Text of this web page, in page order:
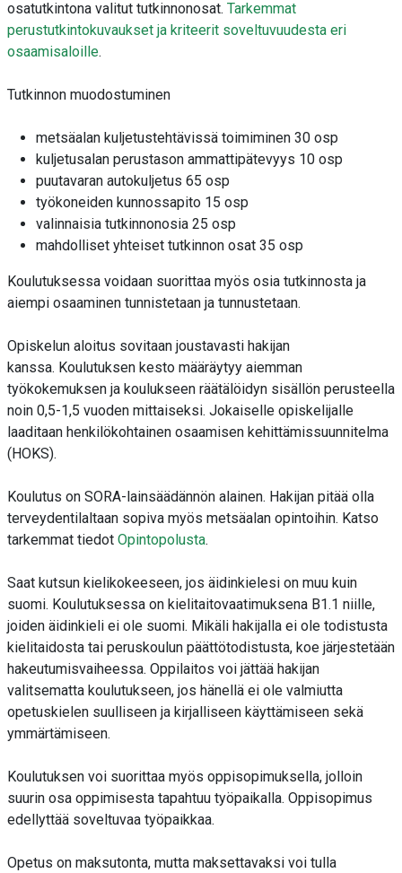
osatutkintona valitut tutkinnonosat. Tarkemmat
perustutkintokuvaukset ja kriteerit soveltuvuudesta eri
osaamisaloille.
Tutkinnon muodostuminen
metsäalan kuljetustehtävissä toimiminen 30 osp
kuljetusalan perustason ammattipätevyys 10 osp
puutavaran autokuljetus 65 osp
työkoneiden kunnossapito 15 osp
valinnaisia tutkinnonosia 25 osp
mahdolliset yhteiset tutkinnon osat 35 osp
Koulutuksessa voidaan suorittaa myös osia tutkinnosta ja
aiempi osaaminen tunnistetaan ja tunnustetaan.
Opiskelun aloitus sovitaan joustavasti hakijan
kanssa. Koulutuksen kesto määräytyy aiemman
työkokemuksen ja koulukseen räätälöidyn sisällön perusteella
noin 0,5-1,5 vuoden mittaiseksi. Jokaiselle opiskelijalle
laaditaan henkilökohtainen osaamisen kehittämissuunnitelma
(HOKS).
Koulutus on SORA-lainsäädännön alainen. Hakijan pitää olla
terveydentilaltaan sopiva myös metsäalan opintoihin. Katso
tarkemmat tiedot Opintopolusta.
Saat kutsun kielikokeeseen, jos äidinkielesi on muu kuin
suomi. Koulutuksessa on kielitaitovaatimuksena B1.1 niille,
joiden äidinkieli ei ole suomi. Mikäli hakijalla ei ole todistusta
kielitaidosta tai peruskoulun päättötodistusta, koe järjestetään
hakeutumisvaiheessa. Oppilaitos voi jättää hakijan
valitsematta koulutukseen, jos hänellä ei ole valmiutta
opetuskielen suulliseen ja kirjalliseen käyttämiseen sekä
ymmärtämiseen.
Koulutuksen voi suorittaa myös oppisopimuksella, jolloin
suurin osa oppimisesta tapahtuu työpaikalla. Oppisopimus
edellyttää soveltuvaa työpaikkaa.
Opetus on maksutonta, mutta maksettavaksi voi tulla